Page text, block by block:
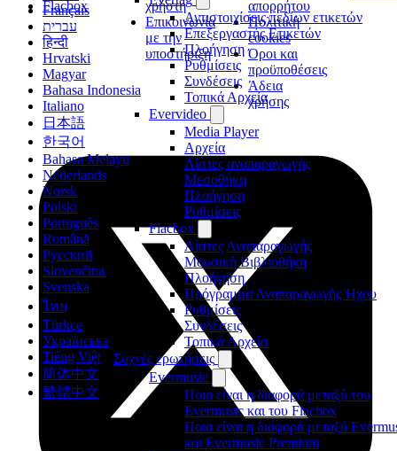
Αντιστοιχίσεις πεδίων ετικετών
Επεξεργαστής Ετικετών
Πλοήγηση
Ρυθμίσεις
Συνδέσεις
Τοπικά Αρχεία
Evervideo
Media Player
Αρχεία
Λίστες αναπαραγωγής
Μεσοθήκη
Πλοήγηση
Ρυθμίσεις
Flacbox
Λίστες Αναπαραγωγής
Μουσική Βιβλιοθήκη
Πλοήγηση
Πρόγραμμα Αναπαραγωγής Ήχου
Ρυθμίσεις
Συνδέσεις
Τοπικά Αρχεία
Συχνές ερωτήσεις
Evermusic
Ποια είναι η διαφορά μεταξύ του
Evermusic και του Flacbox
Ποια είναι η διαφορά μεταξύ
και Evermusic Premium
Français
עברית
हिन्दी
Hrvatski
Magyar
Bahasa Indonesia
Italiano
日本語
한국어
Bahasa Melayu
Nederlands
Norsk
Polski
Português
Română
Русский
Slovenčina
Svenska
ไทย
Türkçe
Українська
Tiếng Việt
简体中文
繁體中文
Flacbox
χρήστη
Επικοινωνία
με την
υποστήριξη
απορρήτου
Πολιτική
cookies
Όροι και
προϋποθέσεις
Άδεια
χρήσης